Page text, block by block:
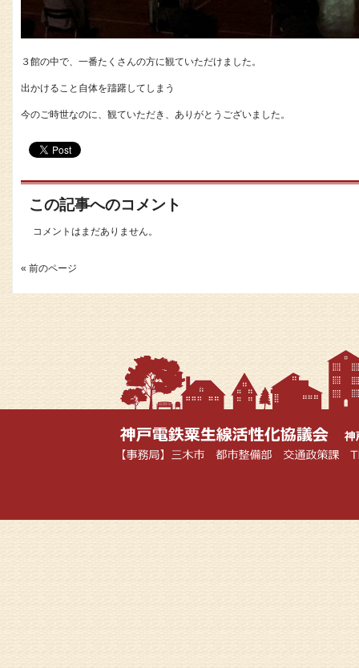
３館の中で、一番たくさんの方に観ていただけました。
出かけること自体を躊躇してしまう
今のご時世なのに、観ていただき、ありがとうございました。
この記事へのコメント
コメントはまだありません。
« 前のページ